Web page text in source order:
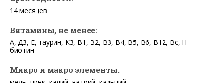
14 месяцев
Витамины, не менее:
А, Д3, Е, таурин, К3, В1, В2, В3, В4, В5, В6, В12, Вс, Н-
биотин
Микро и макро элементы: